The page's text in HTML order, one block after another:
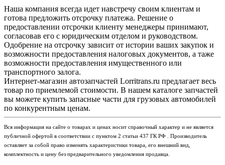
Наша компания всегда идет навстречу своим клиентам и
готова предложить отсрочку платежа. Решение о
предоставлении отсрочки клиенту менеджеры принимают,
согласовав его с юридическим отделом и руководством.
Одобрение на отсрочку зависит от истории ваших закупок и
возможности предоставления налоговых документов, а таже
возможности предоставления имущественного или
транспортного залога.
Интернет-магазин автозапчастей Lorritrans.ru предлагает весь
товар по приемлемой стоимости. В нашем каталоге запчастей
вы можете купить запасные части для грузовых автомобилей
по конкурентным ценам.
Вся информация на сайте о товарах и ценах носит справочный характер и не является
публичной офертой в соответствии с пунктом 2 статьи 437 ГК РФ . Производитель
оставляет за собой право изменять характеристики товара, его внешний вид,
комплектность и цену без предварительного уведомления продавца.